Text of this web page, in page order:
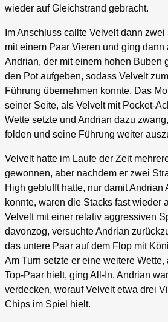
wieder auf Gleichstrand gebracht.
Im Anschluss callte Velvelt dann
mit einem Paar Vieren und ging dann
Andrian, der mit einem hohen Buben
den Pot aufgeben, sodass Velvelt
Führung übernehmen konnte. Das
seiner Seite, als Velvelt mit Pocket-
Wette setzte und Andrian dazu
folden und seine Führung weiter
Velvelt hatte im Laufe der Zeit
gewonnen, aber nachdem er zwei
High geblufft hatte, nur damit Andrian
konnte, waren die Stacks fast wieder
Velvelt mit einer relativ aggressiven
davonzog, versuchte Andrian
das untere Paar auf dem Flop mit
Am Turn setzte er eine weitere Wette,
Top-Paar hielt, ging All-In. Andrian
verdecken, worauf Velvelt etwa drei
Chips im Spiel hielt.